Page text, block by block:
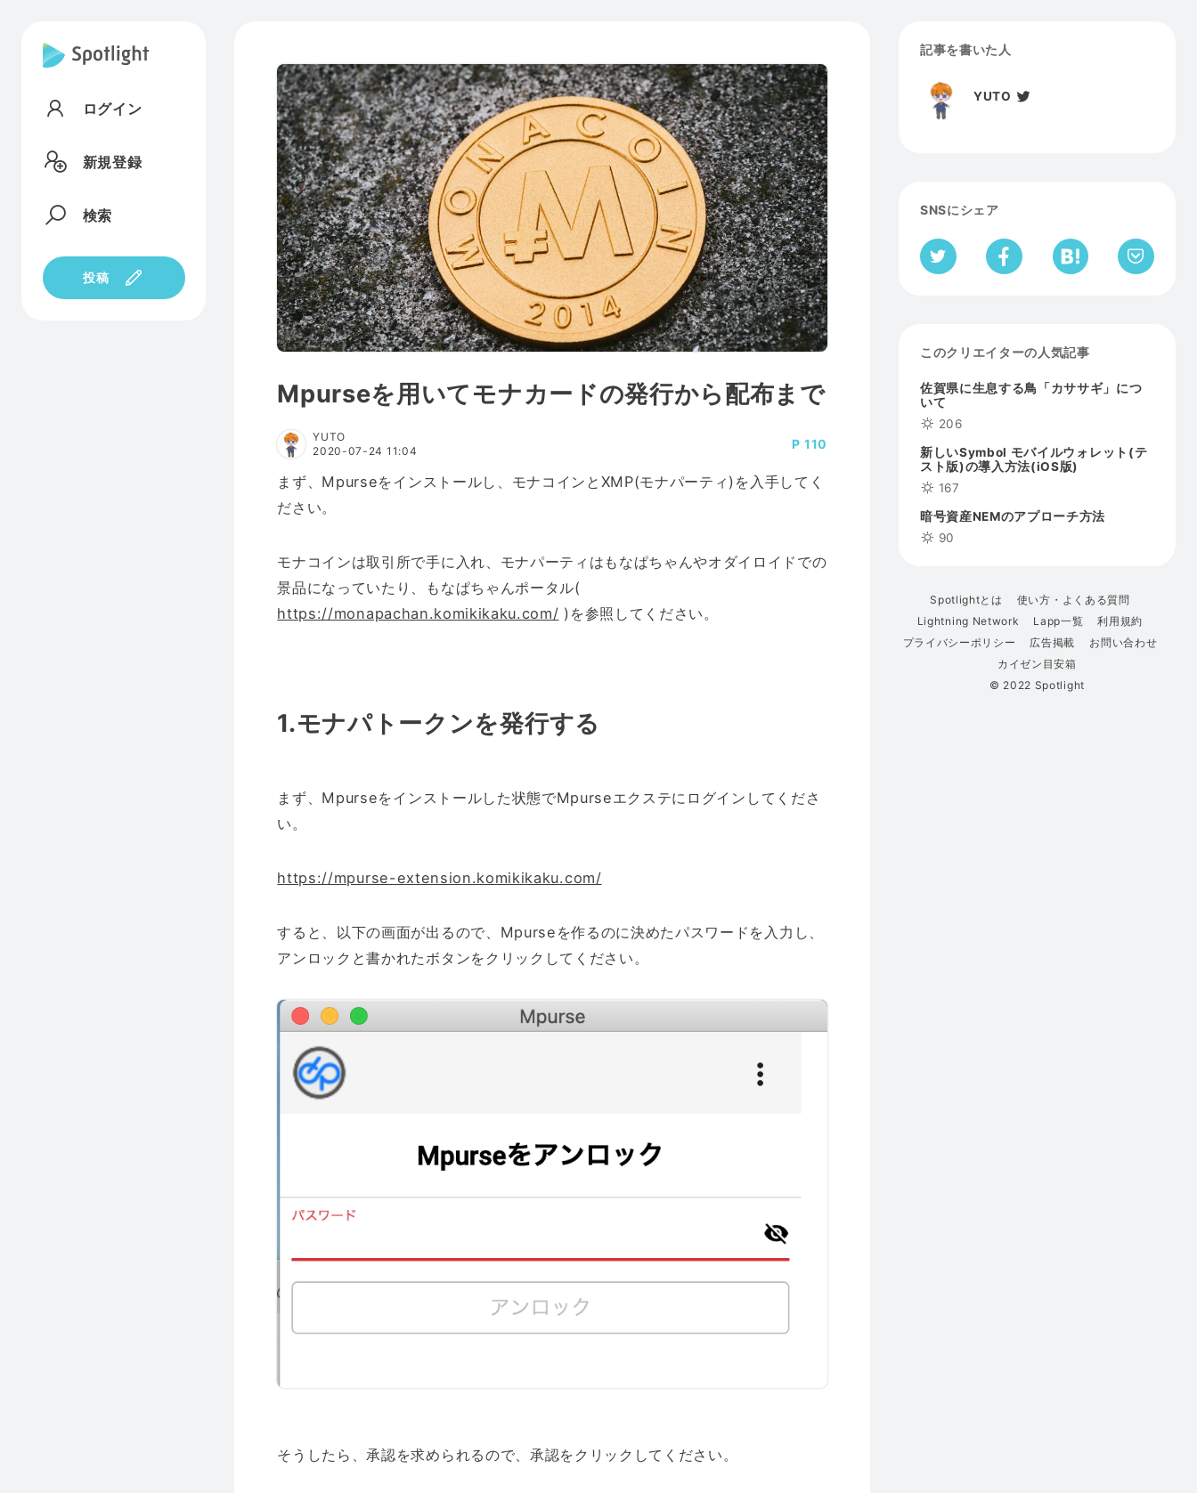
ログイン
新規登録
検索
投稿
Mpurseを用いてモナカードの発行から配布まで
YUTO
2020-07-24 11:04
110
まず、Mpurseをインストールし、モナコインとXMP(モナパーティ)を入手してく
ださい。
モナコインは取引所で手に入れ、モナパーティはもなぱちゃんやオダイロイドでの
景品になっていたり、もなぱちゃんポータル(
https://monapachan.komikikaku.com/ )を参照してください。
1.モナパトークンを発行する
まず、Mpurseをインストールした状態でMpurseエクステにログインしてくださ
い。
https://mpurse-extension.komikikaku.com/
すると、以下の画面が出るので、Mpurseを作るのに決めたパスワードを入力し、
アンロックと書かれたボタンをクリックしてください。
そうしたら、承認を求められるので、承認をクリックしてください。
記事を書いた人
YUTO
SNSにシェア
このクリエイターの人気記事
佐賀県に生息する鳥「カササギ」につ
いて
206
新しいSymbol モバイルウォレット(テ
スト版)の導入方法(iOS版)
167
暗号資産NEMのアプローチ方法
90
Spotlightとは
使い方・よくある質問
Lightning Network
Lapp一覧
利用規約
プライバシーポリシー
広告掲載
お問い合わせ
カイゼン目安箱
© 2022 Spotlight